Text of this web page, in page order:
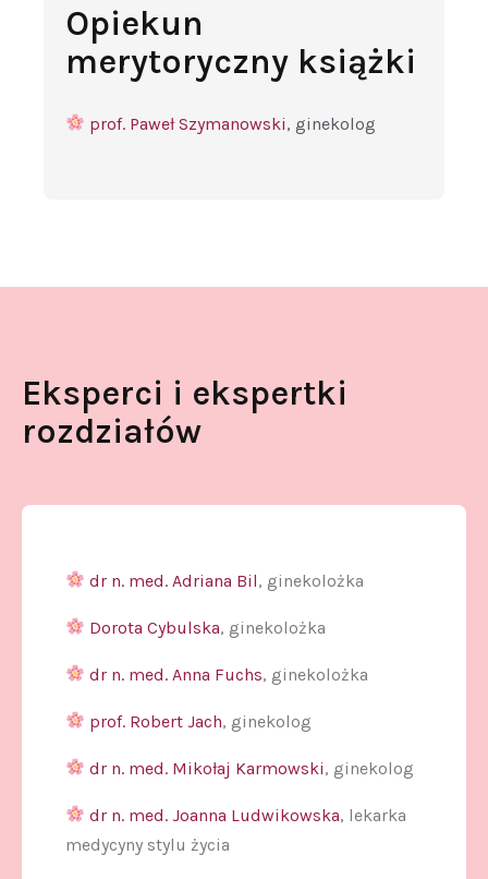
Opiekun
merytoryczny książki
prof. Paweł Szymanowski, ginekolog
Eksperci i ekspertki
rozdziałów
dr n. med. Adriana Bil, ginekolożka
Dorota Cybulska, ginekolożka
dr n. med. Anna Fuchs, ginekolożka
prof. Robert Jach, ginekolog
dr n. med. Mikołaj Karmowski, ginekolog
dr n. med. Joanna Ludwikowska, lekarka
medycyny stylu życia